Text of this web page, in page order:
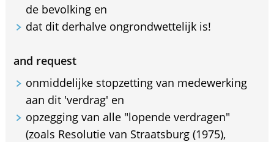
de bevolking en
dat dit derhalve ongrondwettelijk is!
and request
onmiddelijke stopzetting van medewerking
aan dit 'verdrag' en
opzegging van alle "lopende verdragen"
(zoals Resolutie van Straatsburg (1975),